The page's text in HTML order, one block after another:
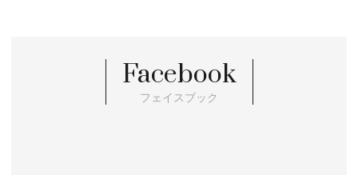
Facebook
フェイスブック